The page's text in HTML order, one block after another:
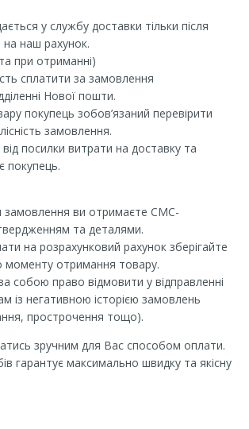
у службу доставки тільки після
на наш рахунок.
при отриманні)
сплатити за замовлення
Нової пошти.
покупець зобов’язаний перевірити
замовлення.
посилки витрати на доставку та
покупець.
замовлення ви отримаєте СМС-
та деталями.
на розрахунковий рахунок зберігайте
моменту отримання товару.
собою право відмовити у відправленні
із негативною історією замовлень
прострочення тощо).
зручним для Вас способом оплати.
гарантує максимально швидку та якісну